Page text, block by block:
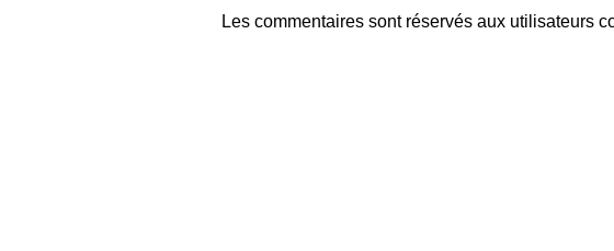
Les commentaires sont réservés aux utilisateurs